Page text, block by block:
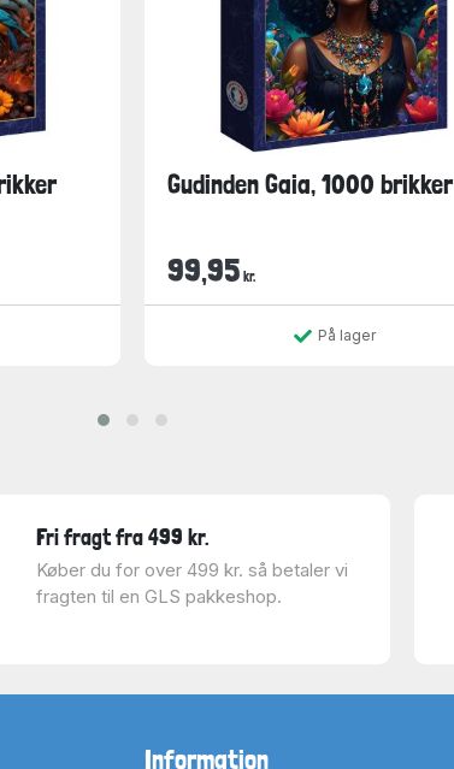
Gudinden Gaia, 1000 brikker
99,95 kr.
På lager
Fri fragt fra 499 kr.
Køber du for over 499 kr. så betaler vi
fragten til en GLS pakkeshop.
Information